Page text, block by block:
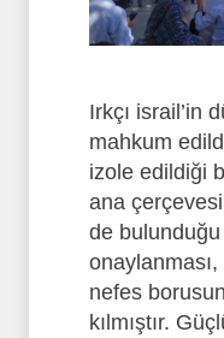
Irkçı israil’in
mahkum
izole edildiği
ana
de
nefes
kılmıştır.